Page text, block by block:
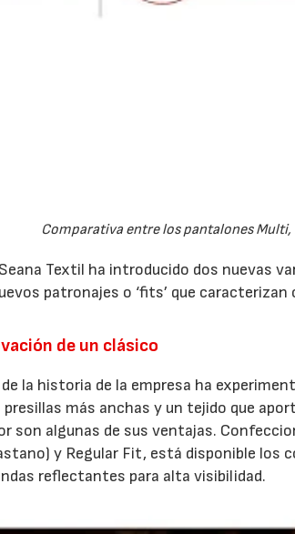
Comparativa entre los pantalones Multi,
Textil ha introducido dos nuevas
patronajes o ‘fits’ que
de un clásico
la historia de la empresa ha
más anchas y un tejido que
son algunas de sus ventajas.
y Regular Fit, está disponible los
reflectantes para alta visibilidad.